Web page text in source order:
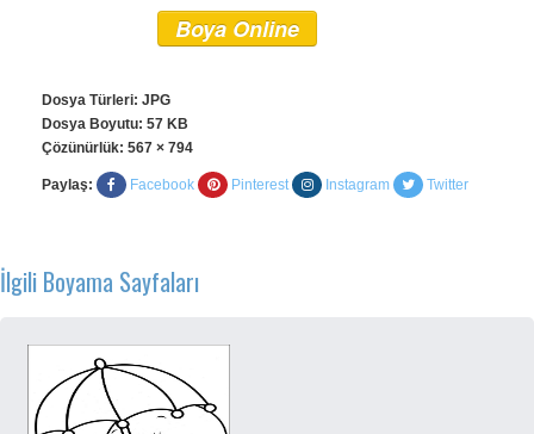
Boya Online
Dosya Türleri: JPG
Dosya Boyutu: 57 KB
Çözünürlük: 567 × 794
Paylaş: Facebook Pinterest Instagram Twitter
İlgili Boyama Sayfaları